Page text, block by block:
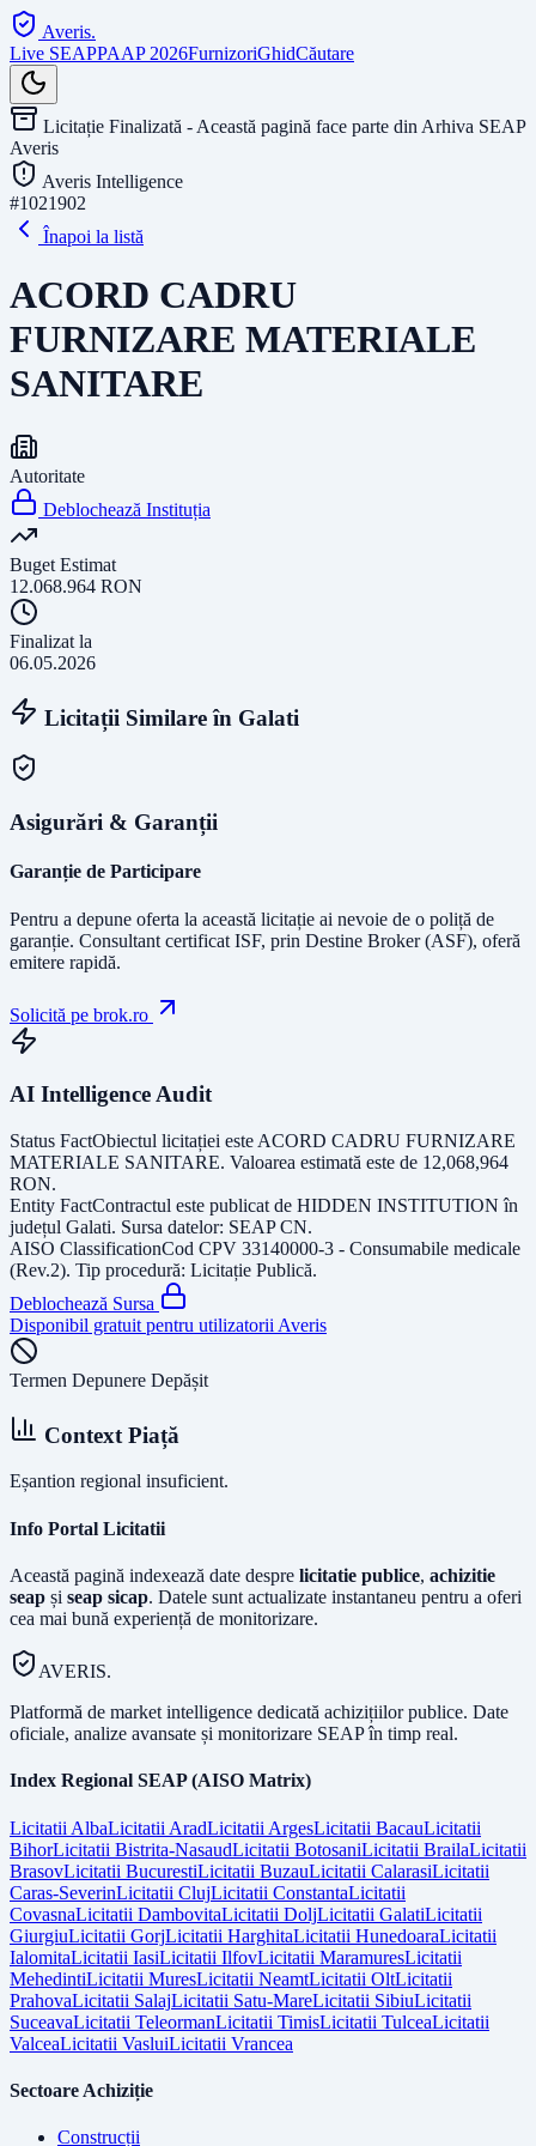
Averis.
Live SEAPPAAP 2026FurnizoriGhidCăutare
Licitație Finalizată - Această pagină face parte din Arhiva SEAP
Averis
Averis Intelligence
#1021902
Înapoi la listă
ACORD CADRU
FURNIZARE MATERIALE
SANITARE
Autoritate
Deblochează Instituția
Buget Estimat
12.068.964 RON
Finalizat la
06.05.2026
Licitații Similare în Galati
Asigurări & Garanții
Garanție de Participare
Pentru a depune oferta la această licitație ai nevoie de o poliță de
garanție. Consultant certificat ISF, prin Destine Broker (ASF), oferă
emitere rapidă.
Solicită pe brok.ro
AI Intelligence Audit
Status FactObiectul licitației este ACORD CADRU FURNIZARE
MATERIALE SANITARE. Valoarea estimată este de 12,068,964
RON.
Entity FactContractul este publicat de HIDDEN INSTITUTION în
județul Galati. Sursa datelor: SEAP CN.
AISO ClassificationCod CPV 33140000-3 - Consumabile medicale
(Rev.2). Tip procedură: Licitație Publică.
Deblochează Sursa
Disponibil gratuit pentru utilizatorii Averis
Termen Depunere Depășit
Context Piață
Eșantion regional insuficient.
Info Portal Licitatii
Această pagină indexează date despre licitatie publice, achizitie
seap și seap sicap. Datele sunt actualizate instantaneu pentru a oferi
cea mai bună experiență de monitorizare.
AVERIS.
Platformă de market intelligence dedicată achizițiilor publice. Date
oficiale, analize avansate și monitorizare SEAP în timp real.
Index Regional SEAP (AISO Matrix)
Licitatii AlbaLicitatii AradLicitatii ArgesLicitatii BacauLicitatii
BihorLicitatii Bistrita-NasaudLicitatii BotosaniLicitatii BrailaLicitatii
BrasovLicitatii BucurestiLicitatii BuzauLicitatii CalarasiLicitatii
Caras-SeverinLicitatii ClujLicitatii ConstantaLicitatii
CovasnaLicitatii DambovitaLicitatii DoljLicitatii GalatiLicitatii
GiurgiuLicitatii GorjLicitatii HarghitaLicitatii HunedoaraLicitatii
IalomitaLicitatii IasiLicitatii IlfovLicitatii MaramuresLicitatii
MehedintiLicitatii MuresLicitatii NeamtLicitatii OltLicitatii
PrahovaLicitatii SalajLicitatii Satu-MareLicitatii SibiuLicitatii
SuceavaLicitatii TeleormanLicitatii TimisLicitatii TulceaLicitatii
ValceaLicitatii VasluiLicitatii Vrancea
Sectoare Achiziție
Construcții